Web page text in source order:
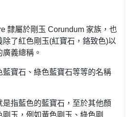
隸屬於剛玉 Corundum 家族，也
了紅色剛玉(紅寶石，鉻致色)以
義總稱。
藍寶石、綠色藍寶石等等的名稱
指藍色的藍寶石，至於其他顏
玉，例如黃色剛玉、綠色剛